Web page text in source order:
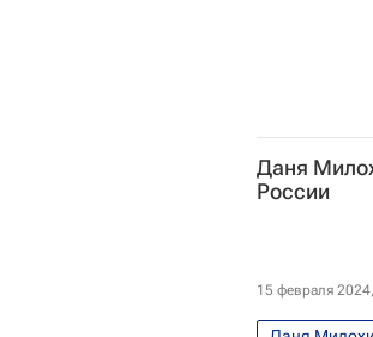
Даня
России
15 февраля